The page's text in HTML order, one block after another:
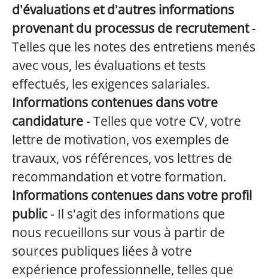
d'évaluations et d'autres informations
provenant du processus de recrutement-
Telles que les notes des entretiens menés
avec vous, les évaluations et tests
effectués, les exigences salariales.
Informations contenues dans votre
candidature- Telles que votre CV, votre
lettre de motivation, vos exemples de
travaux, vos références, vos lettres de
recommandation et votre formation.
Informations contenues dans votre profil
public- Il s'agit des informations que
nous recueillons sur vous à partir de
sources publiques liées à votre
expérience professionnelle, telles que